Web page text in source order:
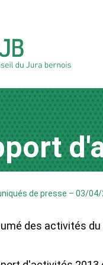
de presse – 03/04/
des activités du